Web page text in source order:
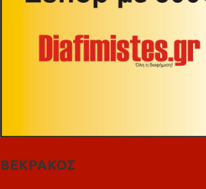
ΒΕΚΡΑΚΟΣ